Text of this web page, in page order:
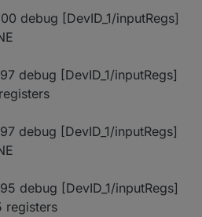
debug [DevID_1/inputRegs]
debug [DevID_1/inputRegs]
debug [DevID_1/inputRegs]
debug [DevID_1/inputRegs]
registers